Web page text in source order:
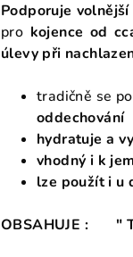
Podporuje
pro kojence od
úlevy při
tradičně se
oddechování
hydratuje a
vhodný i k
lze použít i u
OBSAHUJE : "